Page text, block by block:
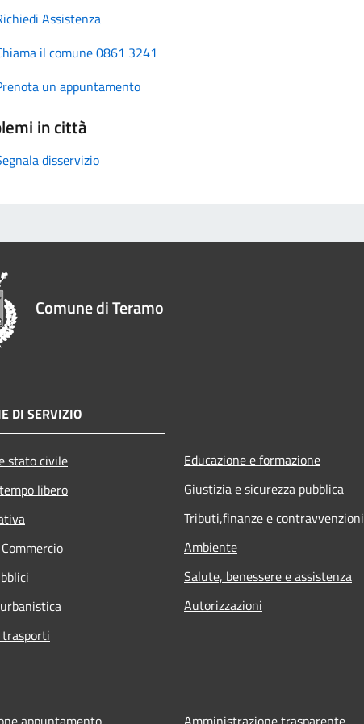
Assistenza
il comune 0861 3241
un appuntamento
in città
disservizio
Comune di Teramo
DI SERVIZIO
stato civile
libero
Educazione e formazione
Giustizia e sicurezza pubblica
Tributi,finanze e contravvenzioni
Ambiente
Salute, benessere e assistenza
Autorizzazioni